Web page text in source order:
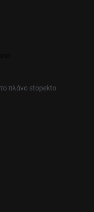
πλάνο stopekto